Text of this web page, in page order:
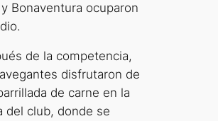
y Bonaventura ocuparon
de la competencia,
disfrutaron de
de carne en la
del club, donde se